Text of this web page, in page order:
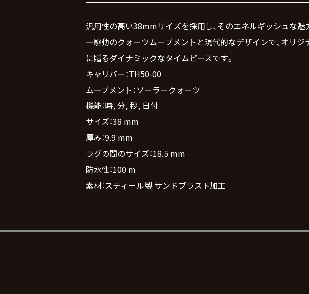
汎用性の高い38mmサイズを採用し、そのエネルギッシュな魅
ー駆動のクォーツムーブメントと現代的なデザインで、オリ
に贈るダイナミックなタイムピースです。
キャリバー：TH50-00
ムーブメント：ソーラークォーツ
機能：時, 分, 秒, 日付
サイズ：38 mm
厚み：9.9 mm
ラグの間のサイズ：18.5 mm
防水性：100 m
素材：スティール製 サンドブラスト加工